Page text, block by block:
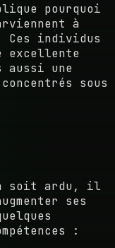
pourquoi
à
individus
excellente
aussi une
sous
soit ardu, il
ses
: